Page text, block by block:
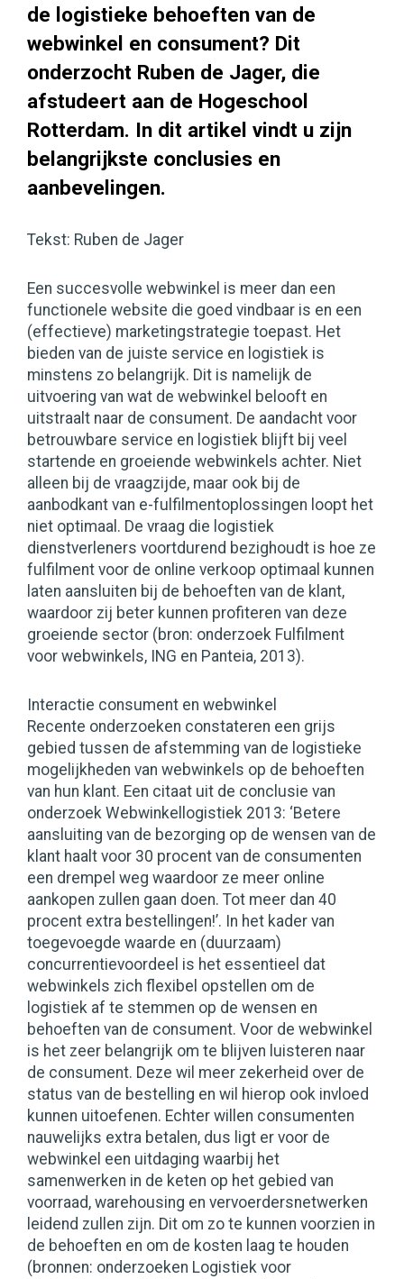
de logistieke behoeften van de
webwinkel en consument? Dit
onderzocht Ruben de Jager, die
afstudeert aan de Hogeschool
Rotterdam. In dit artikel vindt u zijn
belangrijkste conclusies en
aanbevelingen.
Tekst: Ruben de Jager
Een succesvolle webwinkel is meer dan een
functionele website die goed vindbaar is en een
(effectieve) marketingstrategie toepast. Het
bieden van de juiste service en logistiek is
minstens zo belangrijk. Dit is namelijk de
uitvoering van wat de webwinkel belooft en
uitstraalt naar de consument. De aandacht voor
betrouwbare service en logistiek blijft bij veel
startende en groeiende webwinkels achter. Niet
alleen bij de vraagzijde, maar ook bij de
aanbodkant van e-fulfilmentoplossingen loopt het
niet optimaal. De vraag die logistiek
dienstverleners voortdurend bezighoudt is hoe ze
fulfilment voor de online verkoop optimaal kunnen
laten aansluiten bij de behoeften van de klant,
waardoor zij beter kunnen profiteren van deze
groeiende sector (bron: onderzoek Fulfilment
voor webwinkels, ING en Panteia, 2013).
Interactie consument en webwinkel
Recente onderzoeken constateren een grijs
gebied tussen de afstemming van de logistieke
mogelijkheden van webwinkels op de behoeften
van hun klant. Een citaat uit de conclusie van
onderzoek Webwinkellogistiek 2013: ‘Betere
aansluiting van de bezorging op de wensen van de
klant haalt voor 30 procent van de consumenten
een drempel weg waardoor ze meer online
aankopen zullen gaan doen. Tot meer dan 40
procent extra bestellingen!’. In het kader van
toegevoegde waarde en (duurzaam)
concurrentievoordeel is het essentieel dat
webwinkels zich flexibel opstellen om de
logistiek af te stemmen op de wensen en
behoeften van de consument. Voor de webwinkel
is het zeer belangrijk om te blijven luisteren naar
de consument. Deze wil meer zekerheid over de
status van de bestelling en wil hierop ook invloed
kunnen uitoefenen. Echter willen consumenten
nauwelijks extra betalen, dus ligt er voor de
webwinkel een uitdaging waarbij het
samenwerken in de keten op het gebied van
voorraad, warehousing en vervoerdersnetwerken
leidend zullen zijn. Dit om zo te kunnen voorzien in
de behoeften en om de kosten laag te houden
(bronnen: onderzoeken Logistiek voor